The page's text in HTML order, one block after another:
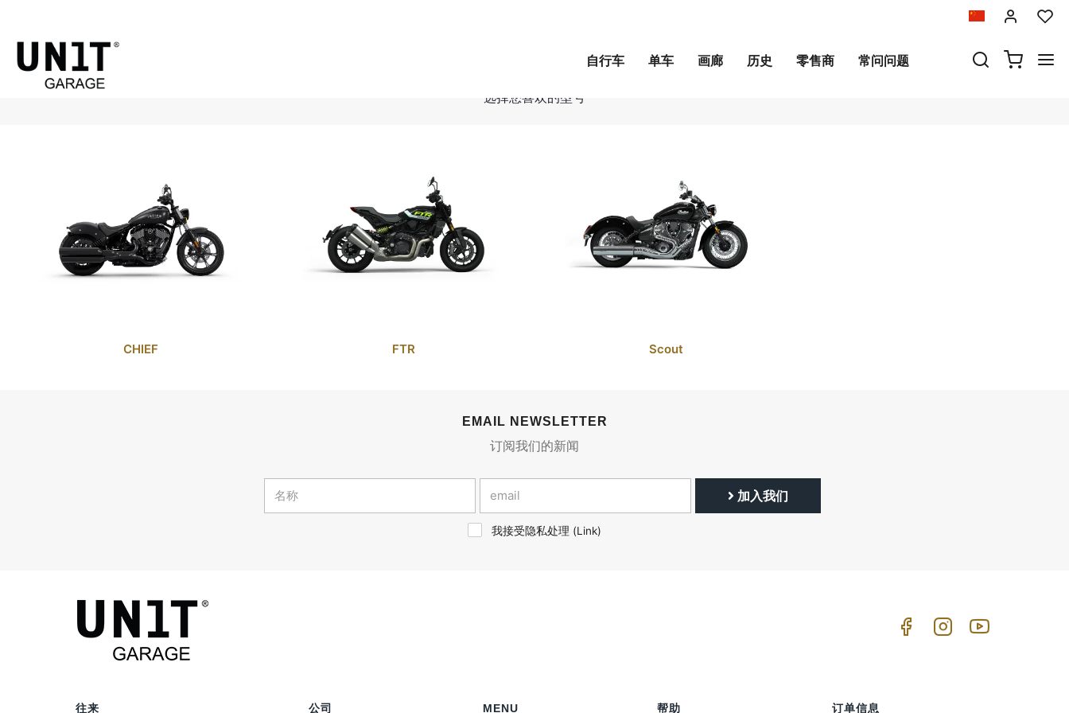
自行车 单车 画廊 历史 零售商 常问问题
Indian
选择您喜欢的型号
CHIEF FTR Scout
EMAIL NEWSLETTER
订阅我们的新闻
加入我们
我接受隐私处理 (Link)
往来 公司 MENU 帮助 订单信息